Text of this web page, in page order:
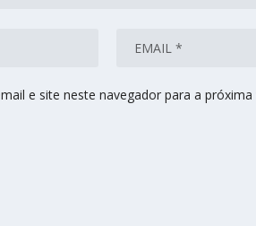
e site neste navegador para a